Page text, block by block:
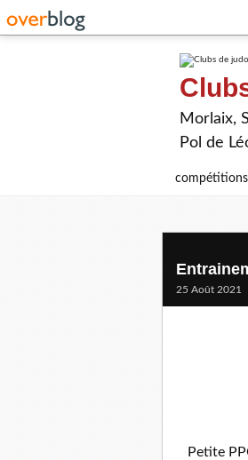
Morlaix,
Pol de
compétitions
25 Août 2021
Petite